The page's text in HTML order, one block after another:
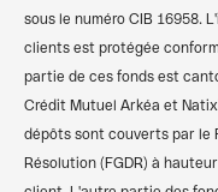
Compte pro SASU
Compte bancaire
Compte pro SCI
Calculateur de TVA
Simulateur des
sous le numéro CIB 16958.
clients est protégée
partie de ces fonds est
Crédit Mutuel Arkéa et
dépôts sont couverts par le
Résolution (FGDR) à